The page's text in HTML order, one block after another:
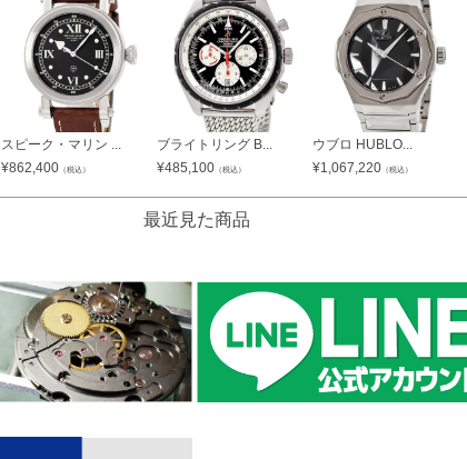
スピーク・マリン ...
¥862,400 （税込）
ブライトリング B...
¥485,100 （税込）
ウブロ HUBLO...
¥1,067,220 （税込）
最近見た商品